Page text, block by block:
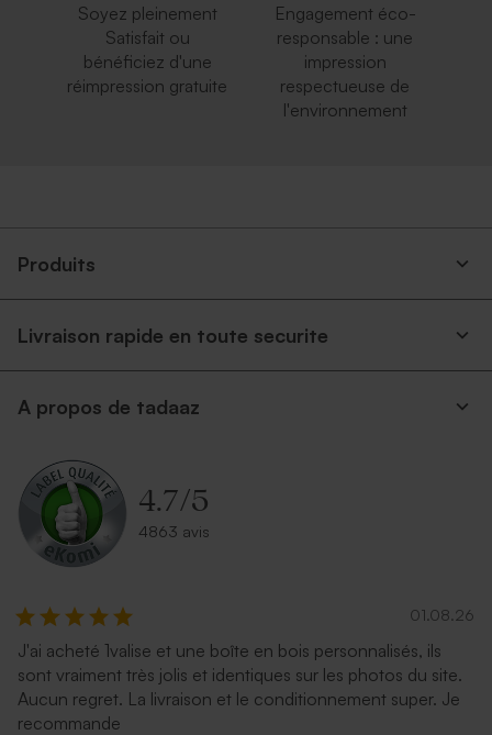
Soyez pleinement
Satisfait ou
bénéficiez d'une
réimpression gratuite
Engagement éco-
responsable : une
impression
respectueuse de
l'environnement
Produits
Livraison rapide en toute securite
A propos de tadaaz
4.7/5
4863 avis
01.08.26
J'ai acheté 1valise et une boîte en bois personnalisés, ils
sont vraiment très jolis et identiques sur les photos du site.
Aucun regret. La livraison et le conditionnement super. Je
recommande